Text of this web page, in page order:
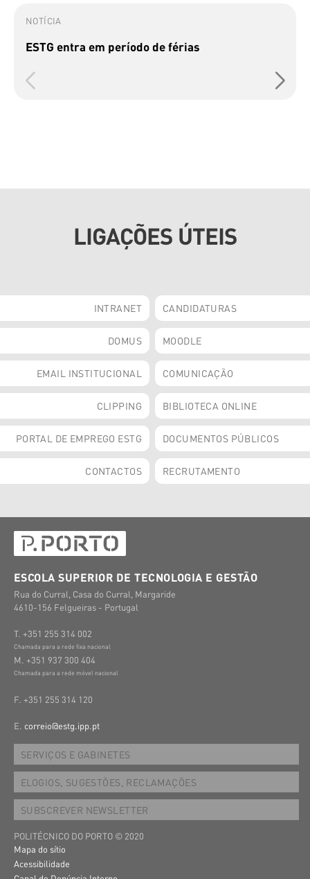
NOTÍCIA
ESTG entra em período de férias
LIGAÇÕES ÚTEIS
INTRANET CANDIDATURAS
DOMUS MOODLE
EMAIL INSTITUCIONAL COMUNICAÇÃO
CLIPPING BIBLIOTECA ONLINE
PORTAL DE EMPREGO ESTG DOCUMENTOS PÚBLICOS
CONTACTOS RECRUTAMENTO
ESCOLA SUPERIOR DE TECNOLOGIA E GESTÃO
Rua do Curral, Casa do Curral, Margaride
4610-156 Felgueiras - Portugal
T. +351 255 314 002
Chamada para a rede fixa nacional
M. +351 937 300 404
Chamada para a rede móvel nacional
F. +351 255 314 120
E. correio@estg.ipp.pt
SERVIÇOS E GABINETES
ELOGIOS, SUGESTÕES, RECLAMAÇÕES
SUBSCREVER NEWSLETTER
POLITÉCNICO DO PORTO © 2020
Mapa do sítio
Acessibilidade